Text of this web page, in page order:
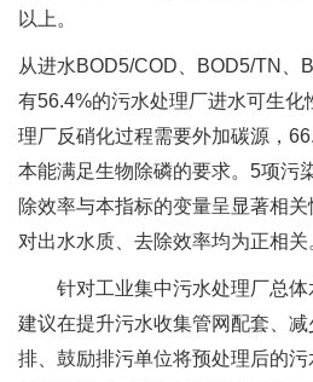
以上。
从进水BOD5/COD、BOD5/TN、
有56.4%的污水处理厂进水可生化
理厂反硝化过程需要外加碳源，
本能满足生物除磷的要求。5项污
除效率与本指标的变量呈显著相
对出水水质、去除效率均为正相关
针对工业集中污水处理厂总体
建议在提升污水收集管网配套、
排、鼓励排污单位将预处理后的